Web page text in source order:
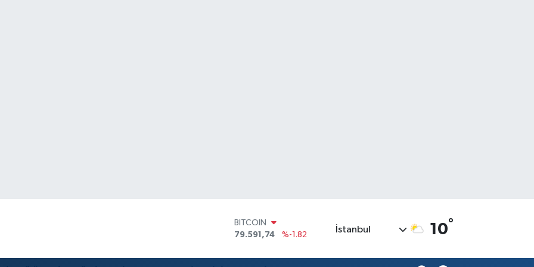
BITCOIN
79.591,74
%-1.82
45,43620
%0.02
İstanbul 10°